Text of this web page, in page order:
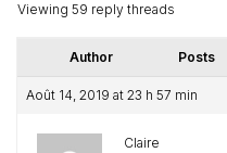
Viewing 59 reply threads
Author Posts
Août 14, 2019 at 23 h 57 min
Claire